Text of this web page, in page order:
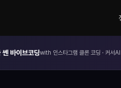
쎈 바이브코딩with 인스타그램 클론 코딩 · 커서AI